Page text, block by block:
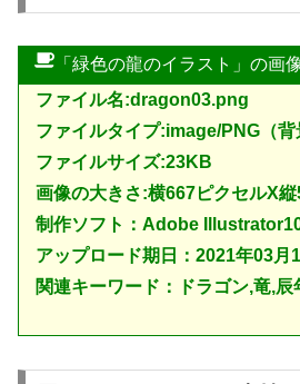
「緑色の龍のイラスト」の画
ファイル名:dragon03.png
ファイルタイプ:image/PNG（背
ファイルサイズ:23KB
画像の大きさ:横667ピクセルX
制作ソフト：Adobe
アップロード期日：2021年03月
関連キーワード：ドラゴン,竜,辰